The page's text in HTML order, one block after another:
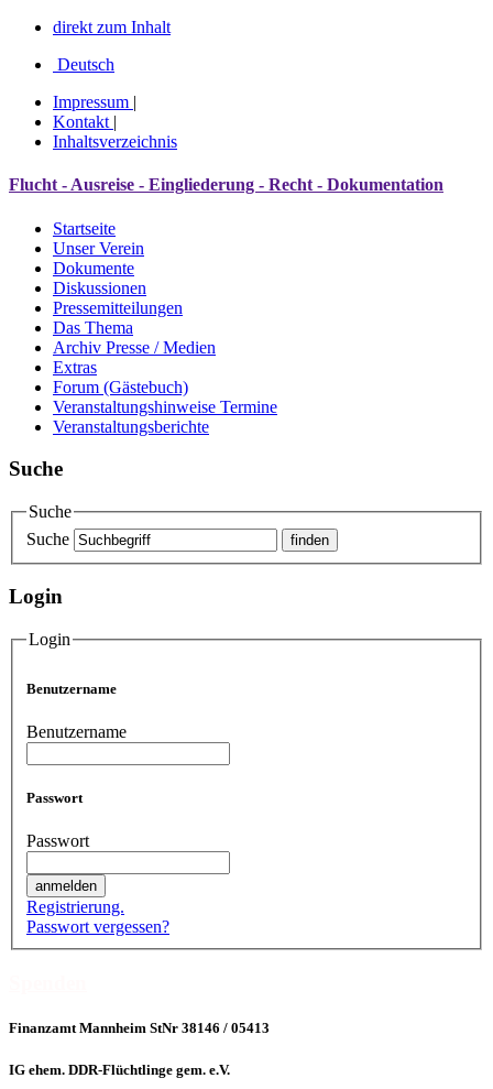
direkt zum Inhalt
Deutsch
Impressum |
Kontakt |
Inhaltsverzeichnis
Flucht - Ausreise - Eingliederung - Recht - Dokumentation
Startseite
Unser Verein
Dokumente
Diskussionen
Pressemitteilungen
Das Thema
Archiv Presse / Medien
Extras
Forum (Gästebuch)
Veranstaltungshinweise Termine
Veranstaltungsberichte
Suche
Suche
Suche
Login
Login
Benutzername
Benutzername
Passwort
Passwort
Registrierung.
Passwort vergessen?
Finanzamt Mannheim StNr 38146 / 05413
IG ehem. DDR-Flüchtlinge gem. e.V.